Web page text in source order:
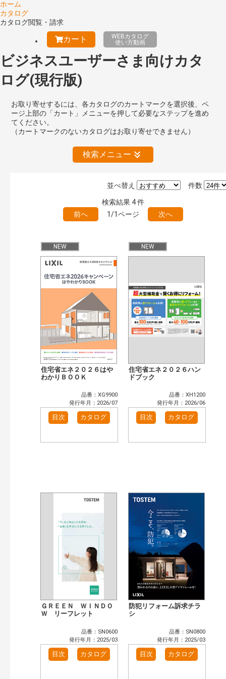
ホーム
カタログ
カタログ閲覧・請求
カート
WEBカタログ
使い方動画
ビジネスユーザーさま向けカタ
ログ(現行版)
お取り寄せするには、各カタログのカートマークを選択後、ペ
ージ上部の「カート」メニューを押して必要なステップを進め
てください。
（カートマークのないカタログはお取り寄せできません）
検索メニュー
絞り込みの解除
旧版（WEBカタログ）
キーワード検索（あいまい）
おすすめハッシュタグ
まずはここから（4）
施工イメージ・アイデア集（1）
リフォームおすすめ（14）
省エネ住宅関連（3）
補助金・優遇制度を知る（2）
カタログ一覧＆使い方（1）
カテゴリー
窓・シャッター（4）
玄関ドア・引戸（7）
インテリア建材（7）
エクステリア（3）
洗面化粧室（6）
トイレ（3）
小型電気温水器（1）
検索
件数
並べ替え
検索結果 4件
前へ
1/1ページ 次へ
NEW
住宅省エネ２０２６はや
わかりＢＯＯＫ
品番：XG9900
発行年月：2026/07
目次 カタログ
NEW
住宅省エネ２０２６ハン
ドブック
品番：XH1200
発行年月：2026/06
目次 カタログ
ＧＲＥＥＮ ＷＩＮＤＯ
Ｗ リーフレット
品番：SN0600
発行年月：2025/03
目次 カタログ
防犯リフォーム訴求チラ
シ
品番：SN0800
発行年月：2025/03
目次 カタログ